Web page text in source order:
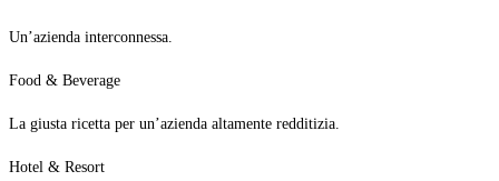
Un’azienda interconnessa.
Food & Beverage
La giusta ricetta per un’azienda altamente redditizia.
Hotel & Resort